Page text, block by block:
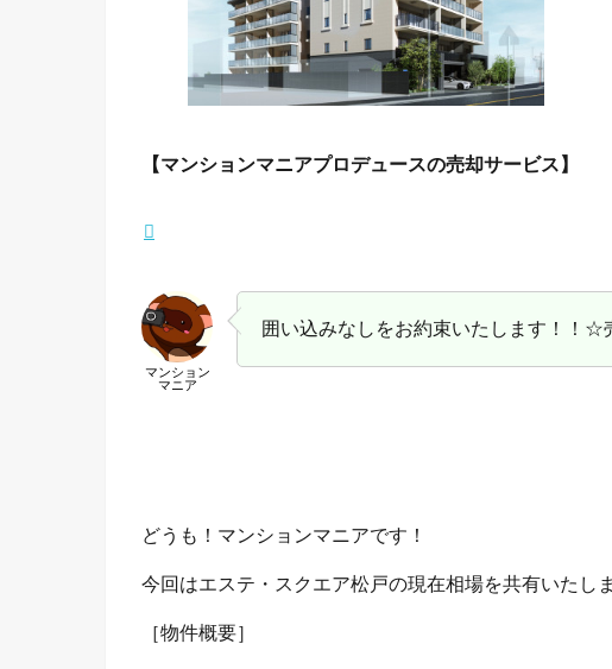
【マンションマニアプロデュースの売却サービス】
マンション
マニア
囲い込みなしをお約束いたします！！
どうも！マンションマニアです！
今回はエステ・スクエア松戸の現在相場を共有いたし
［物件概要］